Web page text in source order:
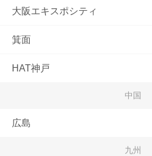
大阪エキスポシティ
箕面
HAT神戸
中国
広島
九州